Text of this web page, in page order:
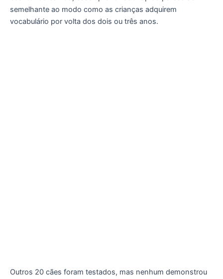
semelhante ao modo como as crianças adquirem
vocabulário por volta dos dois ou três anos.
Outros 20 cães foram testados, mas nenhum demonstrou